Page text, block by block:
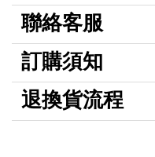
聯絡客服
訂購須知
退換貨流程